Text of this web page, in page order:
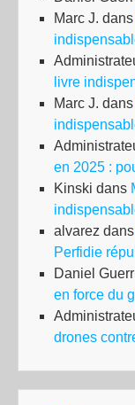
Marc J. dans
livre
Marc J. dans
en 2025 :
Kinski dans
alvarez dans
Perfidie
Daniel
en force du
drones